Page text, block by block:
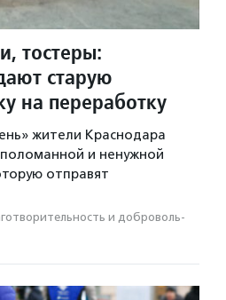
тостеры:
старую
на переработку
жители Краснодара
и ненужной
отправят
и доброволь­